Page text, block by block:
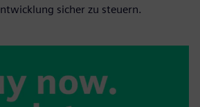
sicher zu steuern.